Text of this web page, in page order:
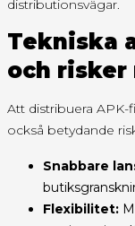
distributionsvägar.
Tekniska
och risker
Att distribuera APK-
också betydande
Snabbare
Flexibilitet: